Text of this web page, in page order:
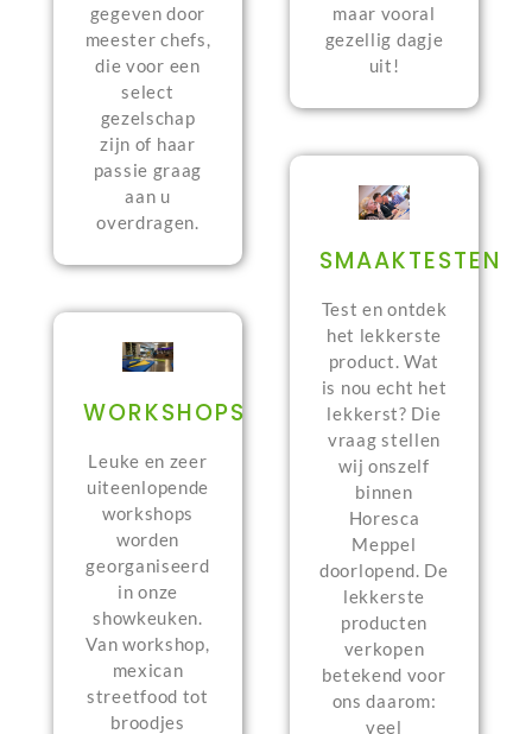
gegeven door
meester chefs,
die voor een
select
gezelschap
zijn of haar
passie graag
aan u
overdragen.
WORKSHOPS
Leuke en zeer
uiteenlopende
workshops
worden
georganiseerd
in onze
showkeuken.
Van workshop,
mexican
streetfood tot
broodjes
maar vooral
gezellig dagje
uit!
SMAAKTESTEN
Test en ontdek
het lekkerste
product. Wat
is nou echt het
lekkerst? Die
vraag stellen
wij onszelf
binnen
Horesca
Meppel
doorlopend. De
lekkerste
producten
verkopen
betekend voor
ons daarom:
veel